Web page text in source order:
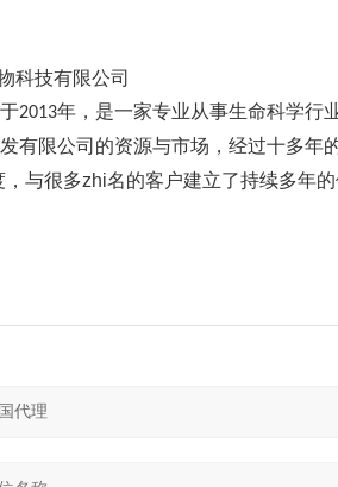
科技有限公司
2013年，是一家专业从事生命科学行
有限公司的资源与市场，经过十多年
与很多zhi名的客户建立了持续多年的